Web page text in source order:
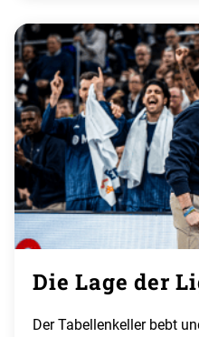
Die Lage der
Der Tabellenkeller bebt